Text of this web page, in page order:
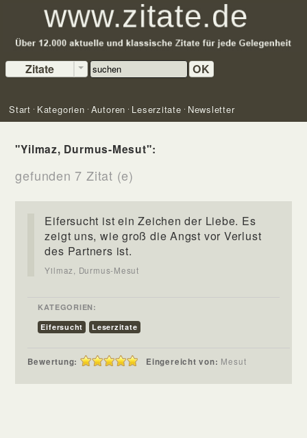
Zitate OK
Start Kategorien Autoren Leserzitate Newsletter
"Yilmaz, Durmus-Mesut":
gefunden 7 Zitat (e)
Eifersucht ist ein Zeichen der Liebe. Es
zeigt uns, wie groß die Angst vor Verlust
des Partners ist.
Yilmaz, Durmus-Mesut
KATEGORIEN:
Eifersucht
Leserzitate
Bewertung: Eingereicht von: Mesut